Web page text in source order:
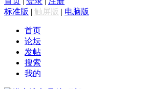
标准版 | 触屏版 | 电脑版
首页
论坛
发帖
搜索
我的